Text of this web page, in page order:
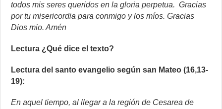
todos mis seres queridos en la gloria perpetua. Gracias
por tu misericordia para conmigo y losmíos. Gracias
Dios mio. Amén
Lectura ¿Qué dice el texto?
Lectura del santo evangelio según san Mateo (16,13-
19):
En aquel tiempo, al llegar a la región de Cesarea de